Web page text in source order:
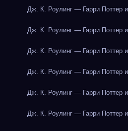
Дж. К. Роулинг — Гарри Поттер
Дж. К. Роулинг — Гарри Поттер
Дж. К. Роулинг — Гарри Поттер
Дж. К. Роулинг — Гарри Поттер
Дж. К. Роулинг — Гарри Поттер
Дж. К. Роулинг — Гарри Поттер